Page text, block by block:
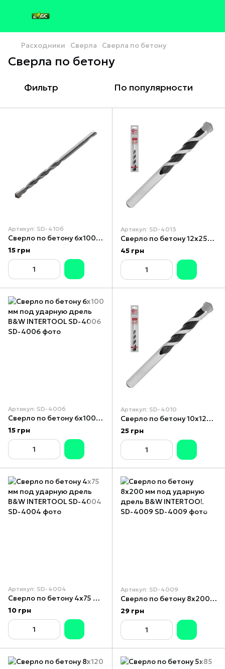
Расходники Сверла Сверла по бетону
Сверла по бетону
Фильтр По популярности
Артикул: SD-4106
Сверло по бетону 6x100 мм под ударную дрель Sand Blaster INTERTOOL SD-4106
15 грн
Артикул: SD-4013
Сверло по бетону 12x250мм под ударную дрель B&W
45 грн
Артикул: SD-4006
Сверло по бетону 6x100 мм под ударную дрель B&W INTERTOOL SD-4006
15 грн
Артикул: SD-4010
Сверло по бетону 10x120 мм под ударную дрель B&W INTERTOOL SD-4010
25 грн
Артикул: SD-4004
Сверло по бетону 4x75 мм под ударную дрель B&W INTERTOOL SD-4004
10 грн
Артикул: SD-4009
Сверло по бетону 8x200 мм под ударную дрель B&W INTERTOOL SD-4009
29 грн